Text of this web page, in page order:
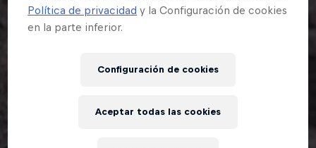
Política de privacidad y la Configuración de cookies
en la parte inferior.
Configuración de cookies
Aceptar todas las cookies